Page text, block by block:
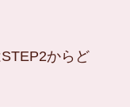
からど